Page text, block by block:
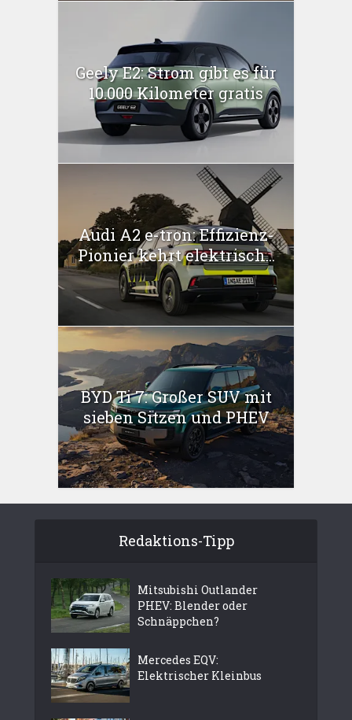
Geely E2: Strom gibt es für
10.000 Kilometer gratis
Audi A2 e-tron: Effizienz-
Pionier kehrt elektrisch...
BYD Ti 7: Großer SUV mit
sieben Sitzen und PHEV
Redaktions-Tipp
Mitsubishi Outlander
PHEV: Blender oder
Schnäppchen?
Mercedes EQV:
Elektrischer Kleinbus